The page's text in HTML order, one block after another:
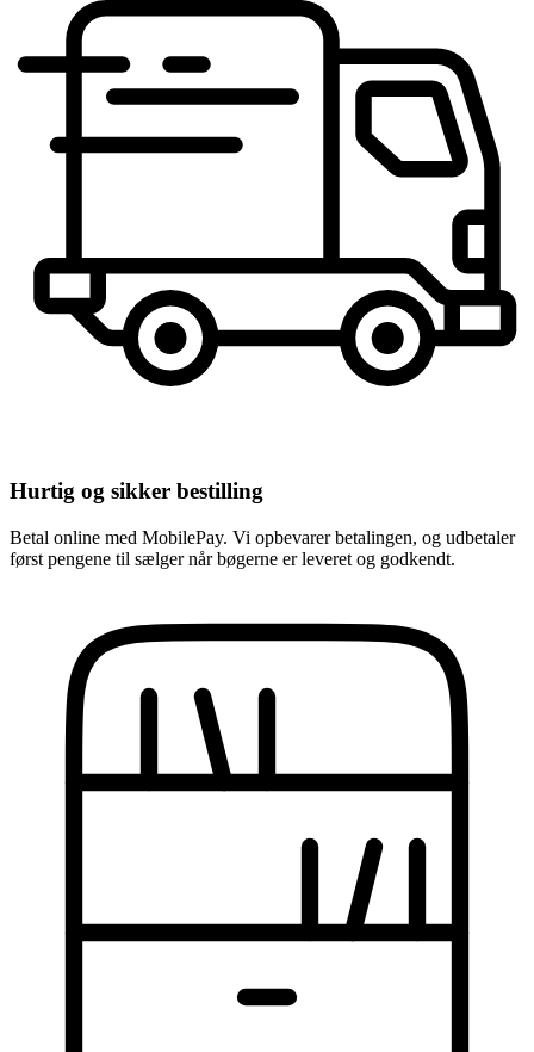
Hurtig og sikker bestilling
Betal online med MobilePay. Vi opbevarer betalingen, og udbetaler
først pengene til sælger når bøgerne er leveret og godkendt.